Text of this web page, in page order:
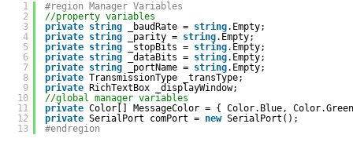
1
2
3
4
5
6
7
8
9
10
11
12
13
#region Manager Variables
//property variables
private string _baudRate = string.Empty;
private string _parity = string.Empty;
private string _stopBits = string.Empty;
private string _dataBits = string.Empty;
private string _portName = string.Empty;
private TransmissionType _transType;
private
RichTextBox _displayWindow;
//global manager variables
private Color[] MessageColor = { Color.Blue,
private SerialPort comPort = new SerialPort();
#endregion